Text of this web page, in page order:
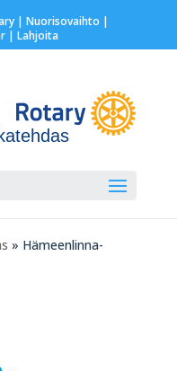
| Nuorisovaihto |
| Lahjoita
» Hämeenlinna-